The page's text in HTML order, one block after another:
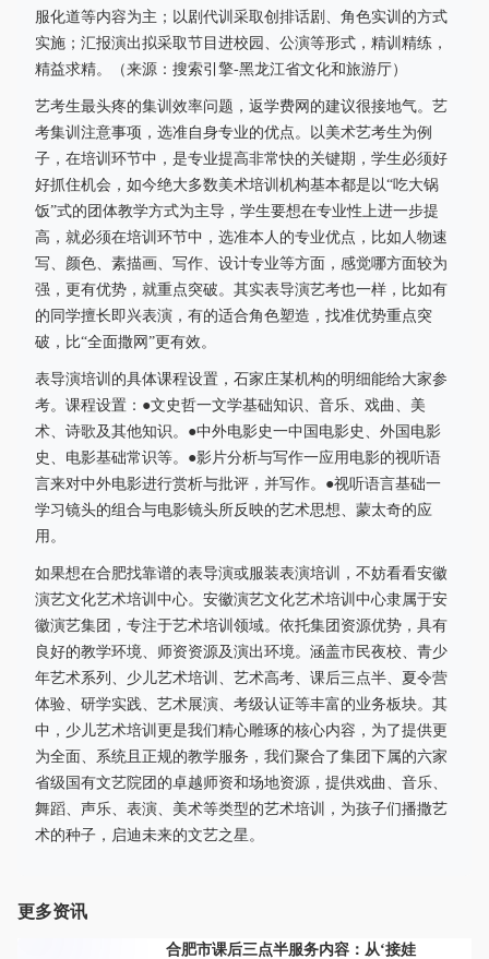
服化道等内容为主；以剧代训采取创排话剧、角色实训的方式
实施；汇报演出拟采取节目进校园、公演等形式，精训精练，
精益求精。（来源：搜索引擎-黑龙江省文化和旅游厅）
艺考生最头疼的集训效率问题，返学费网的建议很接地气。艺
考集训注意事项，选准自身专业的优点。以美术艺考生为例
子，在培训环节中，是专业提高非常快的关键期，学生必须好
好抓住机会，如今绝大多数美术培训机构基本都是以“吃大锅
饭”式的团体教学方式为主导，学生要想在专业性上进一步提
高，就必须在培训环节中，选准本人的专业优点，比如人物速
写、颜色、素描画、写作、设计专业等方面，感觉哪方面较为
强，更有优势，就重点突破。其实表导演艺考也一样，比如有
的同学擅长即兴表演，有的适合角色塑造，找准优势重点突
破，比“全面撒网”更有效。
表导演培训的具体课程设置，石家庄某机构的明细能给大家参
考。课程设置：●文史哲一文学基础知识、音乐、戏曲、美
术、诗歌及其他知识。●中外电影史一中国电影史、外国电影
史、电影基础常识等。●影片分析与写作一应用电影的视听语
言来对中外电影进行赏析与批评，并写作。●视听语言基础一
学习镜头的组合与电影镜头所反映的艺术思想、蒙太奇的应
用。
如果想在合肥找靠谱的表导演或服装表演培训，不妨看看安徽
演艺文化艺术培训中心。安徽演艺文化艺术培训中心隶属于安
徽演艺集团，专注于艺术培训领域。依托集团资源优势，具有
良好的教学环境、师资资源及演出环境。涵盖市民夜校、青少
年艺术系列、少儿艺术培训、艺术高考、课后三点半、夏令营
体验、研学实践、艺术展演、考级认证等丰富的业务板块。其
中，少儿艺术培训更是我们精心雕琢的核心内容，为了提供更
为全面、系统且正规的教学服务，我们聚合了集团下属的六家
省级国有文艺院团的卓越师资和场地资源，提供戏曲、音乐、
舞蹈、声乐、表演、美术等类型的艺术培训，为孩子们播撒艺
术的种子，启迪未来的文艺之星。
更多资讯
合肥市课后三点半服务内容：从‘接娃